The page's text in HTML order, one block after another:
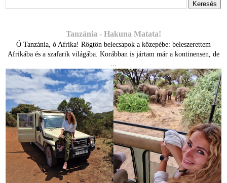
Tanzánia - Hakuna Matata!
Ó Tanzánia, ó Afrika! Rögtön belecsapok a közepébe: beleszerettem
Afrikába és a szafarik világába. Korábban is jártam már a kontinensen, de
...